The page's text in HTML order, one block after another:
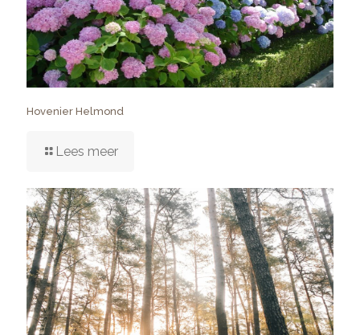
Hovenier Helmond
Lees meer